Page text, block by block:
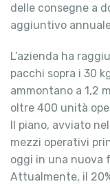
delle consegne a
aggiuntivo
L’azienda ha
pacchi sopra i 30
ammontano a 1,2
oltre 400 unità
Il piano, avviato
mezzi operativi
oggi in una nuova
Attualmente, il